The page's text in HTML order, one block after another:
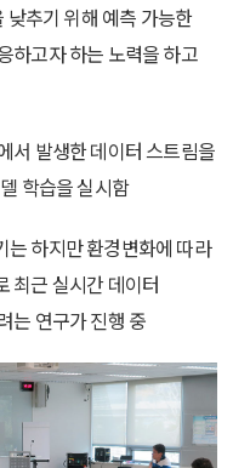
낮추기 위해 예측 가능한
하고자 하는 노력을 하고
서 발생한 데이터 스트림을
학습을 실시함
하지만 환경변화에 따라
최근 실시간 데이터
는 연구가 진행 중